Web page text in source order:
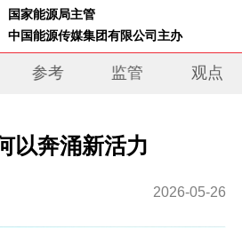
国家能源局主管
中国能源传媒集团有限公司主办
参考 监管 观点
以奔涌新活力
2026-05-26